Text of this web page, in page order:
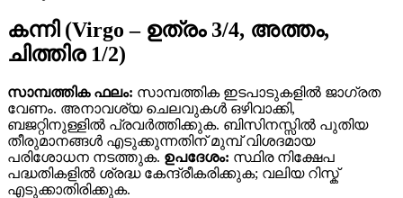
കന്നി (Virgo – ഉത്രം 3/4, അത്തം,
ചിത്തിര 1/2)
സാമ്പത്തിക ഫലം: സാമ്പത്തിക ഇടപാടുകളിൽ ജാഗ്രത
വേണം. അനാവശ്യ ചെലവുകൾ ഒഴിവാക്കി,
ബജറ്റിനുള്ളിൽ പ്രവർത്തിക്കുക. ബിസിനസ്സിൽ പുതിയ
തീരുമാനങ്ങൾ എടുക്കുന്നതിന് മുമ്പ് വിശദമായ
പരിശോധന നടത്തുക. ഉപദേശം: സ്ഥിര നിക്ഷേപ
പദ്ധതികളിൽ ശ്രദ്ധ കേന്ദ്രീകരിക്കുക; വലിയ റിസ്ക്
എടുക്കാതിരിക്കുക.